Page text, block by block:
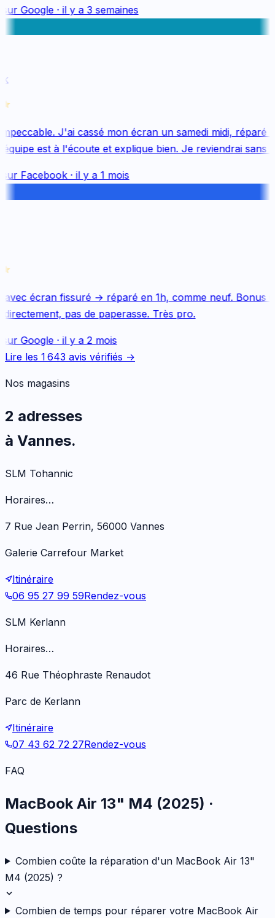
Google· il y a 3 semaines
J'ai cassé mon écran un samedi midi, réparé le
est à l'écoute et explique bien. Je reviendrai sans
Facebook· il y a 1 mois
écran fissuré → réparé en 1h, comme neuf. Bonus
pas de paperasse. Très pro.
Google· il y a 2 mois
Lire les 1 643 avis vérifiés →
Nos magasins
2 adresses
à Vannes.
SLM Tohannic
Horaires…
7 Rue Jean Perrin, 56000 Vannes
Galerie Carrefour Market
Itinéraire
06 95 27 99 59Rendez-vous
SLM Kerlann
Horaires…
46 Rue Théophraste Renaudot
Parc de Kerlann
Itinéraire
07 43 62 72 27Rendez-vous
FAQ
MacBook Air 13" M4 (2025) ·
Questions
Combien coûte la réparation d'un MacBook Air 13"
M4 (2025) ?
Combien de temps pour réparer votre MacBook Air